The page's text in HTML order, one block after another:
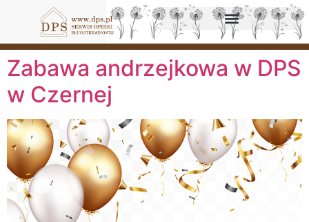
Zabawa andrzejkowa w DPS
w Czernej